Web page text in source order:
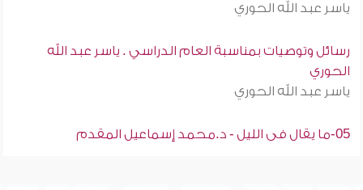
ياسر عبد الله الحوري
رسائل وتوصيات بمناسبة العام الدراسي . ياسر عبد الله
الحوري
ياسر عبد الله الحوري
05-ما يقال فى الليل - د.محمد إسماعيل المقدم